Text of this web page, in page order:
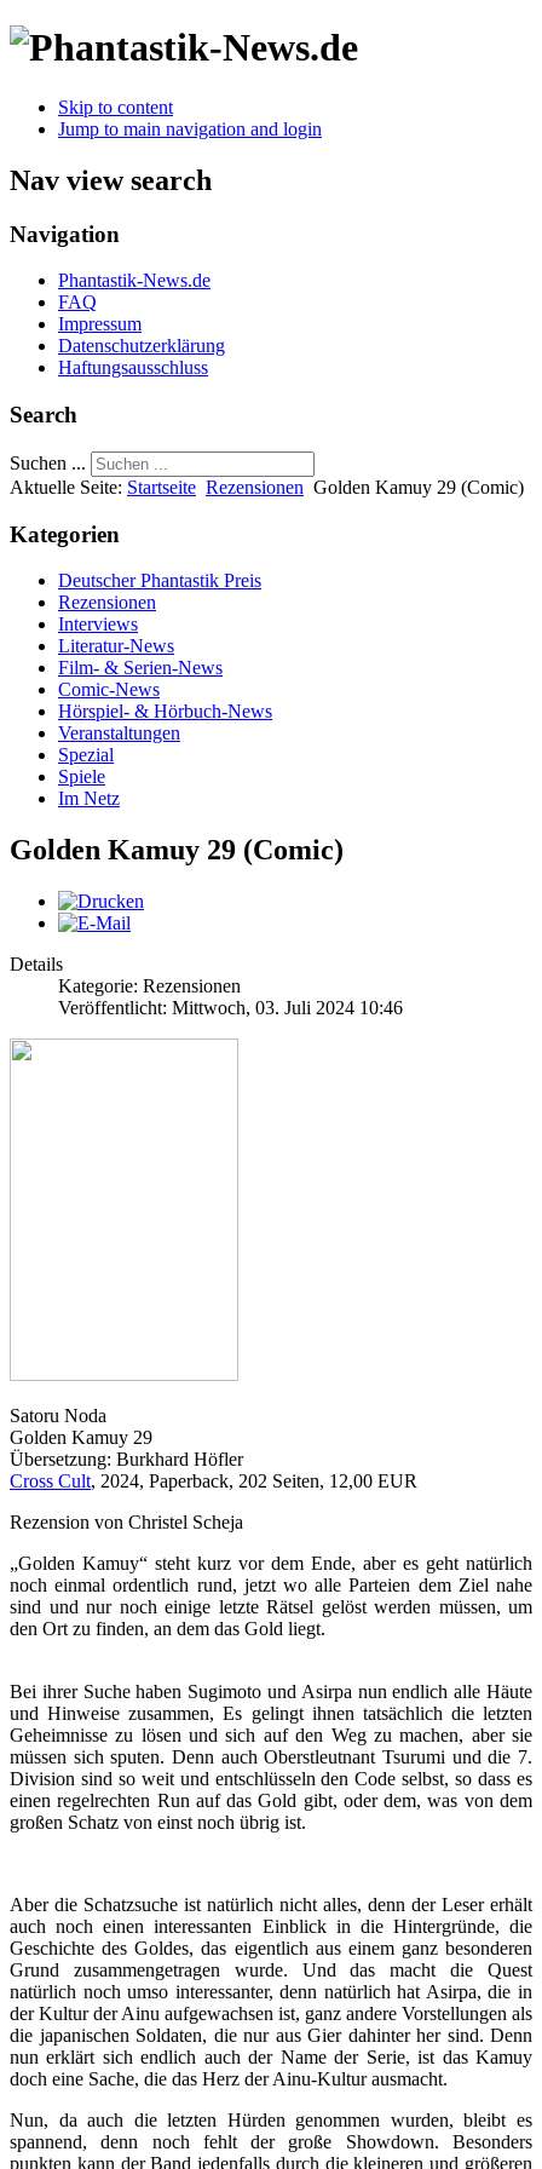
Skip to content
Jump to main navigation and login
Nav view search
Navigation
Phantastik-News.de
FAQ
Impressum
Datenschutzerklärung
Haftungsausschluss
Search
Suchen ...
Aktuelle Seite: Startseite Rezensionen Golden Kamuy 29 (Comic)
Kategorien
Deutscher Phantastik Preis
Rezensionen
Interviews
Literatur-News
Film- & Serien-News
Comic-News
Hörspiel- & Hörbuch-News
Veranstaltungen
Spezial
Spiele
Im Netz
Golden Kamuy 29 (Comic)
Details
Kategorie: Rezensionen
Veröffentlicht: Mittwoch, 03. Juli 2024 10:46
Satoru Noda
Golden Kamuy 29
Übersetzung: Burkhard Höfler
Cross Cult, 2024, Paperback, 202 Seiten, 12,00 EUR
Rezension von Christel Scheja
„Golden Kamuy“ steht kurz vor dem Ende, aber es geht natürlich
noch einmal ordentlich rund, jetzt wo alle Parteien dem Ziel nahe
sind und nur noch einige letzte Rätsel gelöst werden müssen, um
den Ort zu finden, an dem das Gold liegt.
Bei ihrer Suche haben Sugimoto und Asirpa nun endlich alle Häute
und Hinweise zusammen, Es gelingt ihnen tatsächlich die letzten
Geheimnisse zu lösen und sich auf den Weg zu machen, aber sie
müssen sich sputen. Denn auch Oberstleutnant Tsurumi und die 7.
Division sind so weit und entschlüsseln den Code selbst, so dass es
einen regelrechten Run auf das Gold gibt, oder dem, was von dem
großen Schatz von einst noch übrig ist.
Aber die Schatzsuche ist natürlich nicht alles, denn der Leser erhält
auch noch einen interessanten Einblick in die Hintergründe, die
Geschichte des Goldes, das eigentlich aus einem ganz besonderen
Grund zusammengetragen wurde. Und das macht die Quest
natürlich noch umso interessanter, denn natürlich hat Asirpa, die in
der Kultur der Ainu aufgewachsen ist, ganz andere Vorstellungen als
die japanischen Soldaten, die nur aus Gier dahinter her sind. Denn
nun erklärt sich endlich auch der Name der Serie, ist das Kamuy
doch eine Sache, die das Herz der Ainu-Kultur ausmacht.
Nun, da auch die letzten Hürden genommen wurden, bleibt es
spannend, denn noch fehlt der große Showdown. Besonders
punkten kann der Band jedenfalls durch die kleineren und größeren